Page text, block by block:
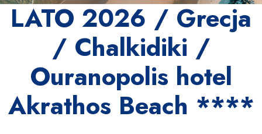
LATO 2026 / Grecja
/ Chalkidiki /
Ouranopolis hotel
Akrathos Beach ****